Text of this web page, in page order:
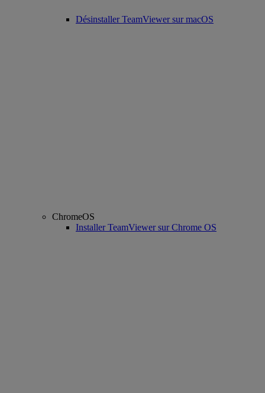
Désinstaller TeamViewer sur macOS
ChromeOS
Installer TeamViewer sur Chrome OS